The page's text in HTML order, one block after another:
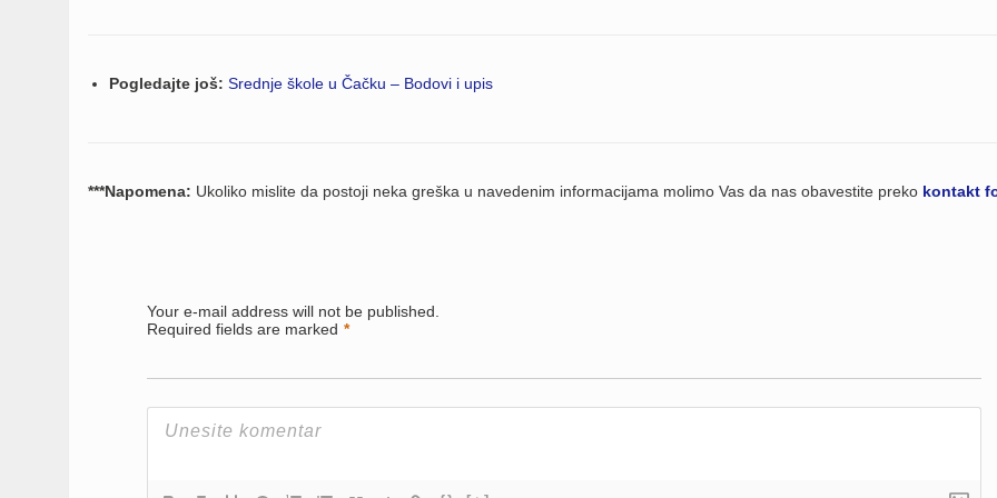
Pogledajte još: Srednje škole u Čačku – Bodovi i upis
***Napomena: Ukoliko mislite da postoji neka greška u navedenim informacijama molimo Vas da nas obavestite preko kontakt
Your e-mail address will not be published.
Required fields are marked *